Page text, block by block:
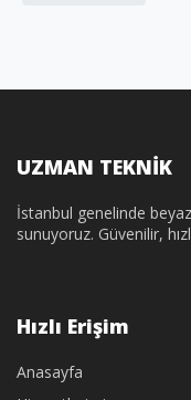
UZMAN TEKNİK
İstanbul genelinde
sunuyoruz. Güvenilir,
Hızlı Erişim
Anasayfa